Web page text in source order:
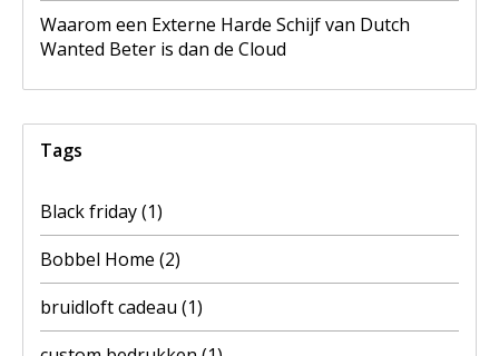
Waarom een Externe Harde Schijf van Dutch
Wanted Beter is dan de Cloud
Tags
Black friday(1)
Bobbel Home (2)
bruidloft cadeau (1)